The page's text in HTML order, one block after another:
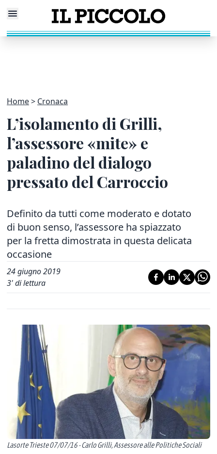
Home Cronaca
L’isolamento di Grilli,
l’assessore «mite» e
paladino del dialogo
pressato del Carroccio
Definito da tutti come moderato e dotato
di buon senso, l’assessore ha spiazzato
per la fretta dimostrata in questa delicata
occasione
24 giugno 2019
3' di lettura
Lasorte Trieste 07/07/16 - Carlo Grilli, Assessore alle Politiche Sociali